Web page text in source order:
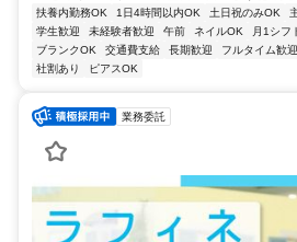
扶養内勤務OK 1日4時間以内OK 土日祝のみOK
学生歓迎
未経験者歓迎 午前 ネイルOK 月1シフ
ブランクOK
交通費支給 長期歓迎 フルタイム歓迎
社割あり
ピアスOK
業務委託